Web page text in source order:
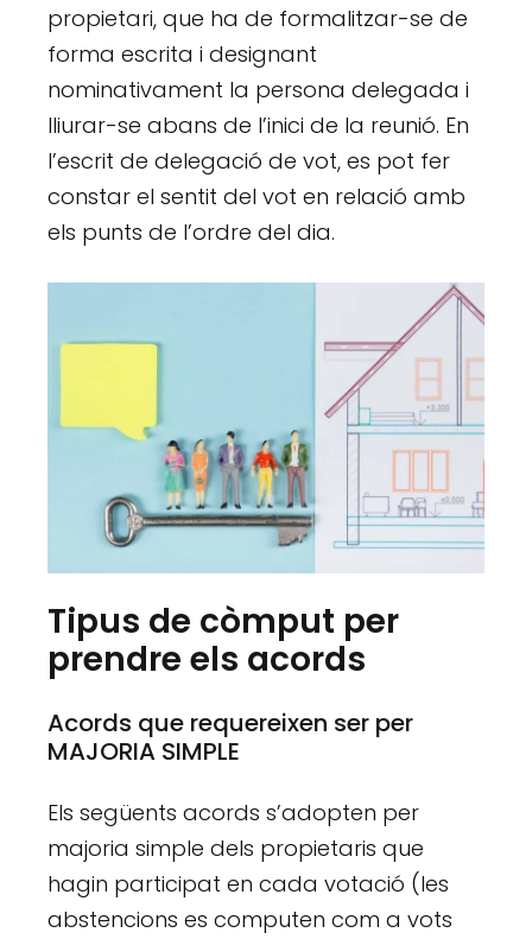
propietari, que ha de formalitzar-se de
forma escrita i designant
nominativament la persona delegada i
lliurar-se abans de l’inici de la reunió. En
l’escrit de delegació de vot, es pot fer
constar el sentit del vot en relació amb
els punts de l’ordre del dia.
Tipus de còmput per
prendre els acords
Acords que requereixen ser per
MAJORIA SIMPLE
Els següents acords s’adopten per
majoria simple dels propietaris que
hagin participat en cada votació (les
abstencions es computen com a vots